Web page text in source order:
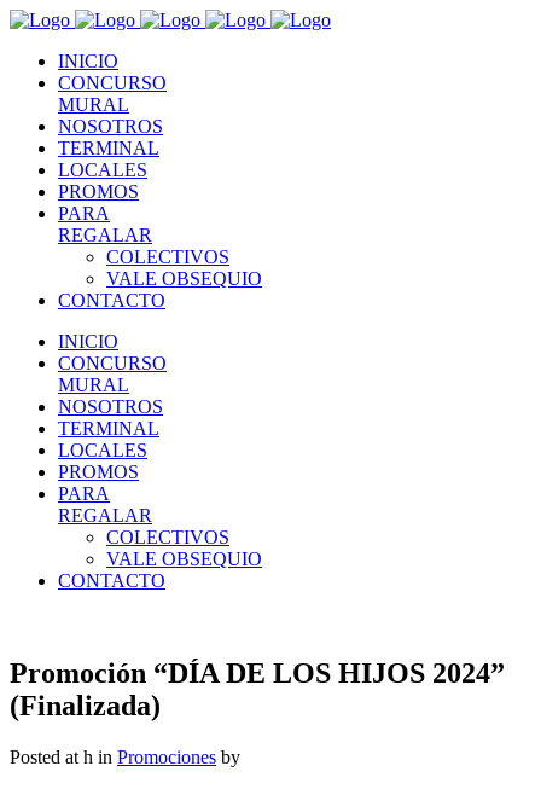
INICIO
CONCURSO
MURAL
NOSOTROS
TERMINAL
LOCALES
PROMOS
PARA
REGALAR
COLECTIVOS
VALE OBSEQUIO
CONTACTO
INICIO
CONCURSO
MURAL
NOSOTROS
TERMINAL
LOCALES
PROMOS
PARA
REGALAR
COLECTIVOS
VALE OBSEQUIO
CONTACTO
Promoción “DÍA DE LOS HIJOS 2024”
(Finalizada)
Posted at h in Promociones by